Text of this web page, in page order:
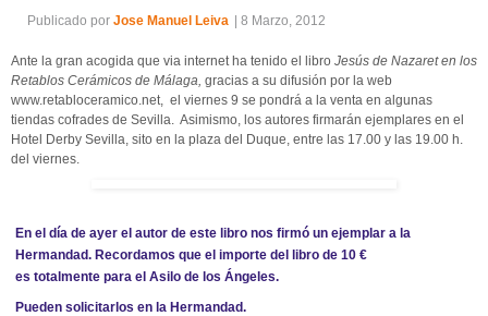
Publicado por Jose Manuel Leiva | 8 Marzo, 2012
Ante la gran acogida que via internet ha tenido el libro Jesús de Nazaret en los
Retablos Cerámicos de Málaga, gracias a su difusión por la web
www.retabloceramico.net, el viernes 9 se pondrá a la venta en algunas
tiendas cofrades de Sevilla. Asimismo, los autores firmarán ejemplares en el
Hotel Derby Sevilla, sito en la plaza del Duque, entre las 17.00 y las 19.00 h.
del viernes.
En el día de ayer el autor de este libro nos firmó un ejemplar a la
Hermandad. Recordamos que el importe del libro de 10 €
es totalmente para el Asilo de los Ángeles.
Pueden solicitarlos en la Hermandad.